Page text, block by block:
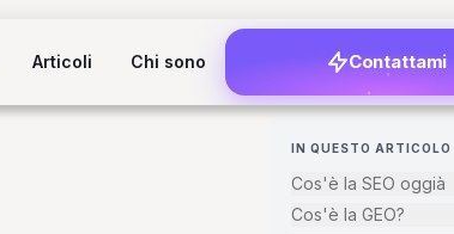
Articoli Chi sono Contattami
IN QUESTO ARTICOLO
Cos'è la SEO oggià
Cos'è la GEO?